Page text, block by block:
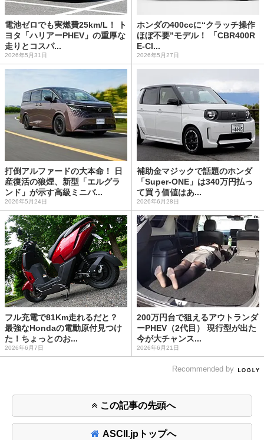
電池ゼロでも実燃費25km/L！ ト
ヨタ「ハリアーPHEV」の重厚な
走りとコスパ...
2026年5月31日
ホンダの400ccに“クラッチ操作
ほぼ不要”モデル！ 「CBR400R
E-Cl...
2026年5月27日
打倒アルファードの大本命！ 日
産復活の狼煙、新型「エルグラ
ンド」が示す高級ミニバ...
2026年5月24日
補助金マジックで話題のホンダ
「Super-ONE」は340万円払っ
て買う価値はあ...
2026年6月28日
フル充電で81Km走れるだと？
最強なHondaの電動原付見つけ
た！ちょっとのお...
2026年6月7日
200万円台で狙えるアウトランダ
ーPHEV（2代目） 現行型が出た
今が大チャンス...
2026年6月21日
Recommended by
この記事の先頭へ
ASCII.jpトップへ